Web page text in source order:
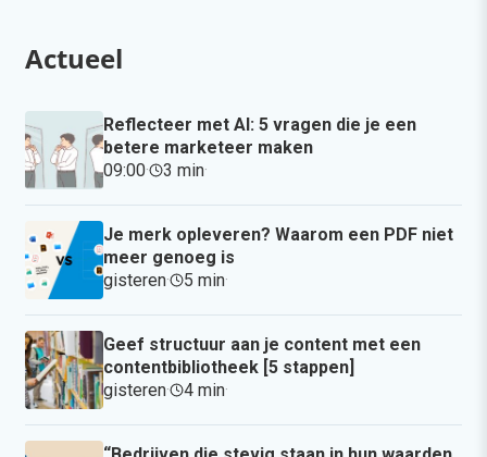
Actueel
Reflecteer met AI: 5 vragen die je een
betere marketeer maken
09:00· 3 min·
Je merk opleveren? Waarom een PDF niet
meer genoeg is
gisteren· 5 min·
Geef structuur aan je content met een
contentbibliotheek [5 stappen]
gisteren· 4 min·